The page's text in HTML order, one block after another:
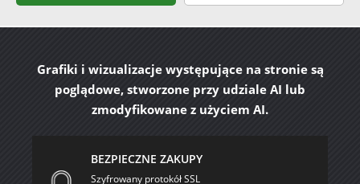
Grafiki i wizualizacje występujące na stronie są
poglądowe, stworzone przy udziale AI lub
zmodyfikowane z użyciem AI.
BEZPIECZNE ZAKUPY
Szyfrowany protokół SSL